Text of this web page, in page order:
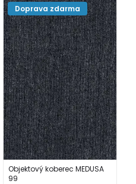
Objektový koberec MEDUSA
99
Doprava zdarma